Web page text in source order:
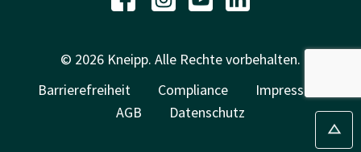
© 2026 Kneipp. Alle Rechte vorbehalten.
Barrierefreiheit
Compliance
Impressum
AGB
Datenschutz